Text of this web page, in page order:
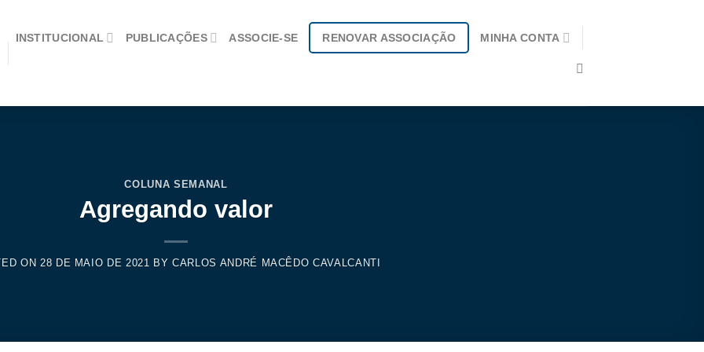
INSTITUCIONAL PUBLICAÇÕES ASSOCIE-SE RENOVAR ASSOCIAÇÃO MINHA CONTA
COLUNA SEMANAL
Agregando valor
ON 28 DE MAIO DE 2021 BYCARLOS ANDRÉ MACÊDO CAVALCANTI